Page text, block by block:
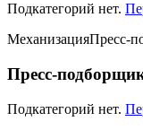
Подкатегорий нет.
МеханизацияПресс-
Пресс-
Подкатегорий нет.